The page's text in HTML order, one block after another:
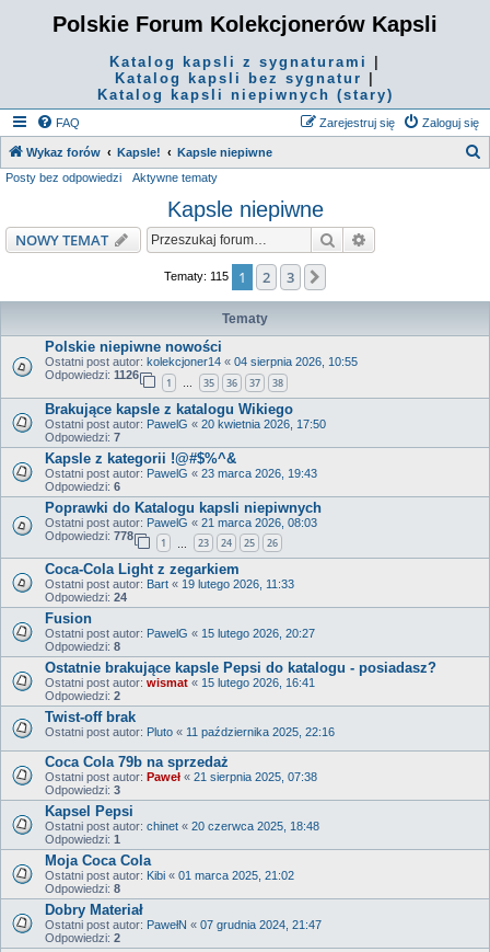
Polskie Forum Kolekcjonerów Kapsli
Katalog kapsli z sygnaturami
Katalog kapsli bez sygnatur
Katalog kapsli niepiwnych (stary)
FAQ Zaloguj się
Zarejestruj się
Wykaz forów Kapsle! Kapsle niepiwne
Posty bez odpowiedzi Aktywne tematy
Kapsle niepiwne
NOWY TEMAT Szukaj
Tematy: 115 1 2 3
Tematy
Polskie niepiwne nowości
Ostatni post autor: kolekcjoner14 « 04 sierpnia 2026, 10:55
Odpowiedzi: 1126
1 … 35 36 37 38
Brakujące kapsle z katalogu Wikiego
Ostatni post autor: PawelG « 20 kwietnia 2026, 17:50
Odpowiedzi: 7
Kapsle z kategorii !@#$%^&
Ostatni post autor: PawelG « 23 marca 2026, 19:43
Odpowiedzi: 6
Poprawki do Katalogu kapsli niepiwnych
Ostatni post autor: PawelG « 21 marca 2026, 08:03
Odpowiedzi: 778
1 23 24 25 26
Coca-Cola Light z zegarkiem
Ostatni post autor: Bart « 19 lutego 2026, 11:33
Odpowiedzi: 24
Fusion
Ostatni post autor: PawelG « 15 lutego 2026, 20:27
Odpowiedzi: 8
Ostatnie brakujące kapsle Pepsi do katalogu - posiadasz?
Ostatni post autor: wismat « 15 lutego 2026, 16:41
Odpowiedzi: 2
Twist-off brak
Ostatni post autor: Pluto « 11 października 2025, 22:16
Coca Cola 79b na sprzedaż
Ostatni post autor: Paweł « 21 sierpnia 2025, 07:38
Odpowiedzi: 3
Kapsel Pepsi
Ostatni post autor: chinet « 20 czerwca 2025, 18:48
Odpowiedzi: 1
Moja Coca Cola
Ostatni post autor: Kibi « 01 marca 2025, 21:02
Odpowiedzi: 8
Dobry Materiał
Ostatni post autor: PawełN « 07 grudnia 2024, 21:47
Odpowiedzi: 2